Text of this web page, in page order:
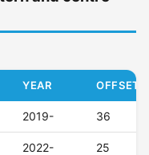
YEAR OFFSET
2019- 36
2022- 25